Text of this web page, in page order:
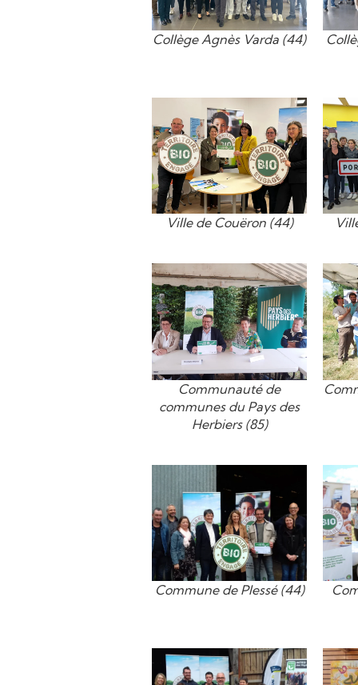
Collège Agnès Varda (44)
Ville de Couëron (44)
Communauté de
communes du Pays des
Herbiers (85)
Commune de Plessé (44)